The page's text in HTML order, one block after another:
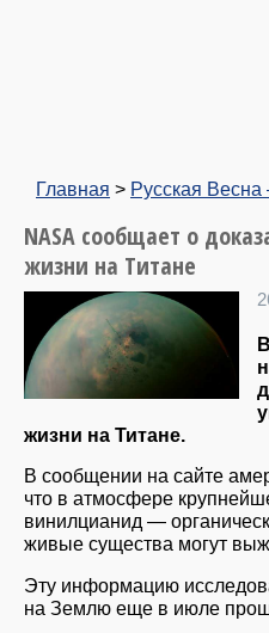
Главная > Русская
NASA сообщает о
жизни на Титане
жизни на Титане.
В сообщении на сайте
что в атмосфере
винилцианид —
живые существа могут
Эту информацию
на Землю еще в июле